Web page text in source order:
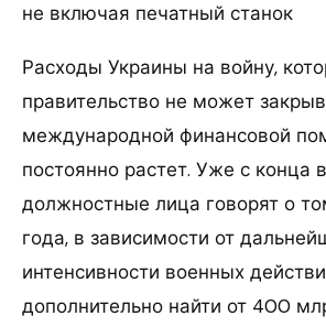
не включая печатный станок
Расходы Украины на войну,
правительство не может
международной финансовой
постоянно растет. Уже с конца
должностные лица говорят о
года, в зависимости от
интенсивности военных
дополнительно найти от 400